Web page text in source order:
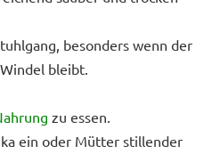
besonders wenn der
bleibt.
zu essen.
ein oder Mütter stillender